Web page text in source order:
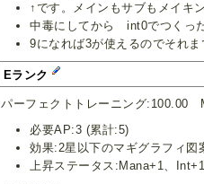
↑です。メインもサブもメイキ
中毒にしてから int0でつく
9になれば3が使えるのでそれ
Eランク
パーフェクトトレーニング:100.00
必要AP:3 (累計:5)
効果:2星以下のマギグラフィ図
上昇ステータス:Mana+1、